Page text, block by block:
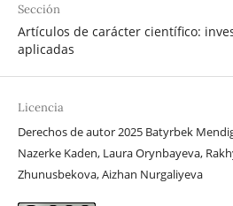
Sección
Artículos de carácter científico:
aplicadas
Licencia
Derechos de autor 2025 Batyrbek
Nazerke Kaden, Laura Orynbayeva,
Zhunusbekova, Aizhan Nurgaliyeva